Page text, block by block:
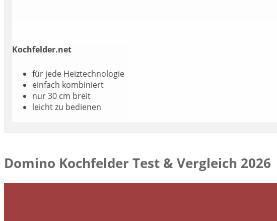
Kochfelder.net
für jede Heiztechnologie
einfach kombiniert
nur 30 cm breit
leicht zu bedienen
Domino Kochfelder Test & Vergleich 2026